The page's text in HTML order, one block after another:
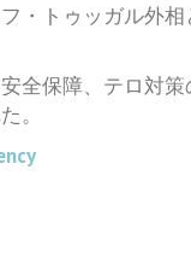
・トゥッガル外
全保障、テロ対
。